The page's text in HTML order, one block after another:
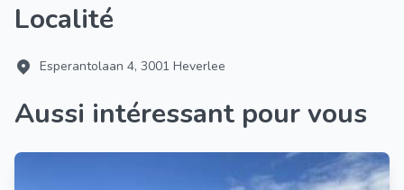
Localité
Esperantolaan 4, 3001 Heverlee
Aussi intéressant pour vous